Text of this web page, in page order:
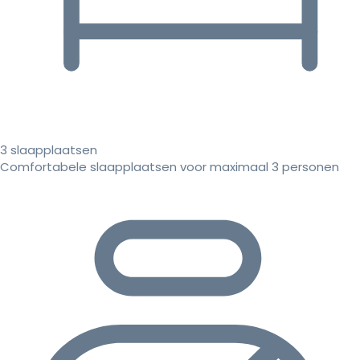
3 slaapplaatsen
Comfortabele slaapplaatsen voor maximaal 3 personen